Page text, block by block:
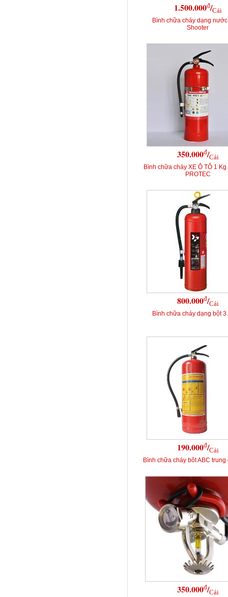
1.500.000đ/Cái
Bình chữa cháy dạng
Shooter
350.000đ/Cái
Bình chữa cháy XE Ô TÔ 1 Kg
PROTEC
800.000đ/Cái
Bình chữa cháy dạng bột
190.000đ/Cái
Bình chữa cháy bôt ABC trung
350.000đ/Cái